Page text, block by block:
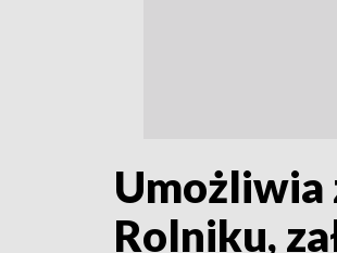
Umożliwia
Rolniku,